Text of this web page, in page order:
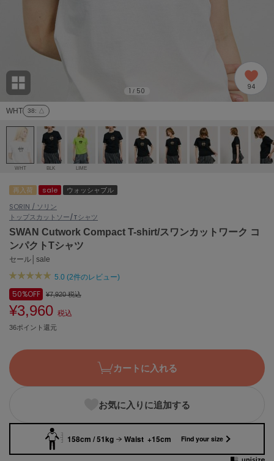
ョン雑貨 (865)
/ランジェリー (127)
ェア (121)
(124)
ALLISON BROWN
アリソンブラウン
amabro
アマブロ
Ame no chi Hare
アメノチハレ
AMOMMA
アモマ
ánuans
アニュアンス
ànuke
アンヌーク
ASICS
アシックス
Ballelite
バレリット
BANDOLIER
Barbour
バブアー
Beyond Closet
Calvin Klein
カルバン・クライン
WHT 38: △
1 / 50 94
WHT BLK LIME
再入荷 sale
ウォッシャブル
SORIN / ソリン
トップスカットソー/Tシャツ
SWAN Cutwork Compact T-shirt/スワンカットワーク コ
ンパクトTシャツ
セール│sale
5.0 (2件のレビュー)
50%OFF ¥7,920税込
¥3,960 税込
36ポイント還元
カートに入れる
お気に入りに追加する
158cm / 51kg Waist +15cm Find your size